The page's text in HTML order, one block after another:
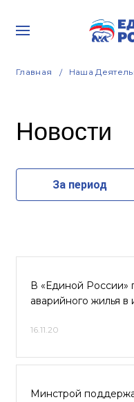
Главная Наша
Новости
За период
В «Единой России»
аварийного жилья
16.11.20
Минстрой